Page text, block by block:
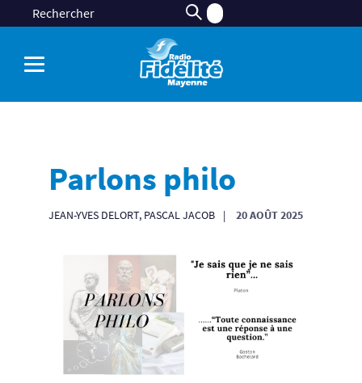
Parlons philo
JEAN-YVES DELORT, PASCAL JACOB 20 AOÛT 2025